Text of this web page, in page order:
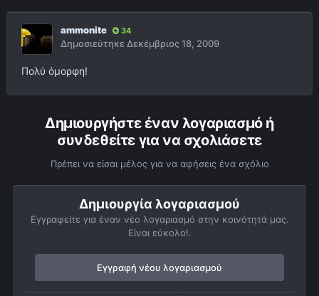
ammonite 34
ΔημοσιεύτηκεΔεκέμβριος 18, 2009
Πολύ όμορφη!
Δημιουργήστε έναν λογαριασμό ή
συνδεθείτε για να σχολιάσετε
Πρέπει να είσαι μέλος για να αφήσεις ένα σχόλιο
Δημιουργία λογαριασμού
Εγγραφείτε για έναν νέο λογαριασμό στην κοινότητά μας.
Είναι εύκολο!.
Εγγραφή νέου λογαριασμού